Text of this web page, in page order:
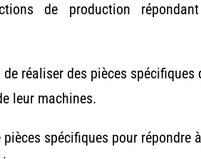
de production
réaliser des pièces spécifiques
leur machines.
spécifiques pour répondre